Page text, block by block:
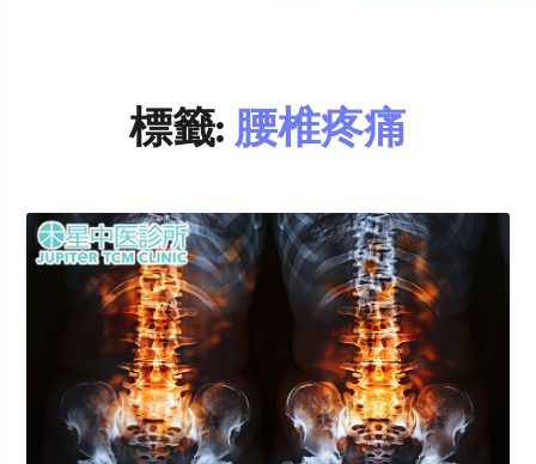
標籤:腰椎疼痛